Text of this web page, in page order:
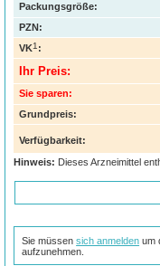
Packungsgröße:
PZN:
VK1:
Ihr Preis:
Sie sparen:
Grundpreis:
Verfügbarkeit:
Hinweis: Dieses Arzneimittel
Sie müssensich anmelden um
aufzunehmen.